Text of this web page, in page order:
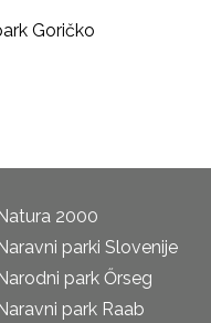
Goričko
2000
parki Slovenije
park Őrseg
park Raab